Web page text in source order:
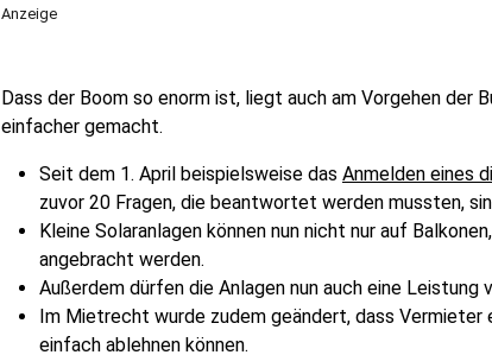
Anzeige
Dass der Boom so enorm ist, liegt auch am Vorgehen der
einfacher gemacht.
Seit dem 1. April beispielsweise das Anmelden eines
zuvor 20 Fragen, die beantwortet werden mussten,
Kleine Solaranlagen können nun nicht nur auf
angebracht werden.
Außerdem dürfen die Anlagen nun auch eine Leistung
Im Mietrecht wurde zudem geändert, dass
einfach ablehnen können.